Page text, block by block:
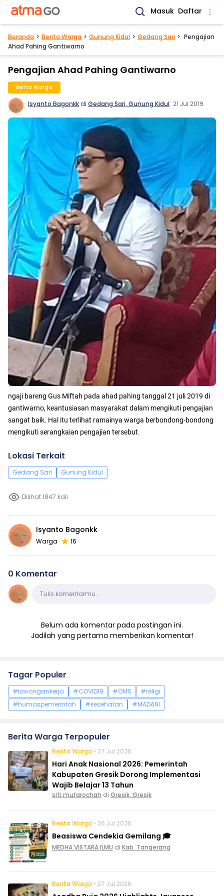
Masuk Daftar
Beranda Berita Warga Gunung Kidul Gedang Sari
Pengajian
Ahad Pahing Gantiwarno
Pengajian Ahad Pahing Gantiwarno
Berita Warga
Isyanto Bagonkkdi Gedang Sari, Gunung Kidul. 21 Jul 2019
ngaji bareng Gus Miftah pada ahad pahing tanggal 21 juli 2019 di
gantiwarno, keantusiasan masyarakat dalam mengikuti pengajian
sangat baik. Hal itu terlihat ramainya warga berbondong-bondong
mengikuti serangkaian pengajian tersebut.
Lokasi Terkait
Gedang Sari Gunung Kidul
Dilihat 1847 kali
Isyanto Bagonkk
Warga 16
0 Komentar
KomentarTulis komentarmu…
Belum ada komentar pada postingan ini.
Jadilah yang pertama memberikan komentar!
Tagar Populer
#lowongankerja #COVID19 #OMS
#religi
#humaspemerintah
#kesehatan #MADANI
Berita Warga Terpopuler
Berita Warga • 27 Jul 2026
Hari Anak Nasional 2026: Pemerintah
Kabupaten Gresik Dorong Implementasi
Wajib Belajar 13 Tahun
siti mufarochah di Gresik, Gresik
Berita Warga • 26 Jul 2026
Beasiswa Cendekia Gemilang 🎓
MEDHA VISTARA ILMU di Kab. Tangerang
Berita Warga • 27 Jul 2026